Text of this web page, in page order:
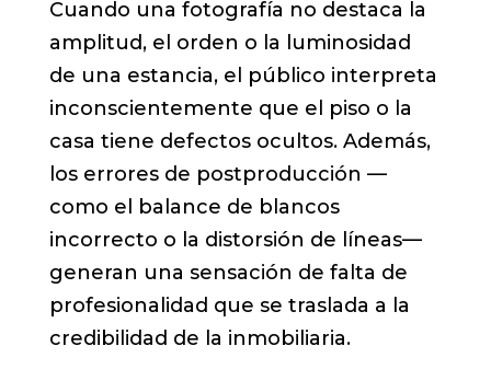
Cuando una fotografía no destaca la
amplitud, el orden o la luminosidad
de una estancia, el público interpreta
inconscientemente que el piso o la
casa tiene defectos ocultos. Además,
los errores de postproducción —
como el balance de blancos
incorrecto o la distorsión de líneas—
generan una sensación de falta de
profesionalidad que se traslada a la
credibilidad de la inmobiliaria.